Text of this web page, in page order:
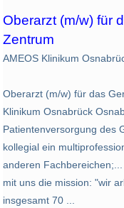
Oberarzt (m/w) für
Zentrum
AMEOS Klinikum
Oberarzt (m/w) für das
Klinikum Osnabrück
Patientenversorgung des
kollegial ein
anderen
mit uns die mission: "wir
insgesamt 70 ...